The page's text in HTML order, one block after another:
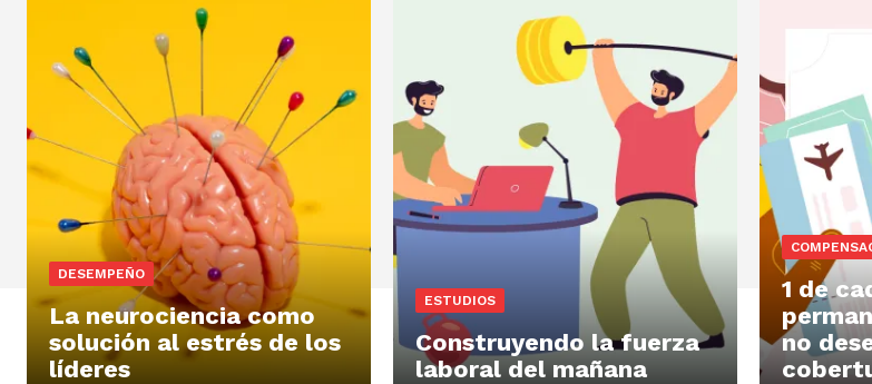
DESEMPEÑO
La neurociencia como
solución al estrés de los
líderes
ESTUDIOS
Construyendo la fuerza
laboral del mañana
1 de
no